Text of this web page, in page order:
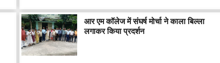
आर एम कॉलेज में संघर्ष मोर्चा ने काला बिल्ला
लगाकर किया प्रदर्शन